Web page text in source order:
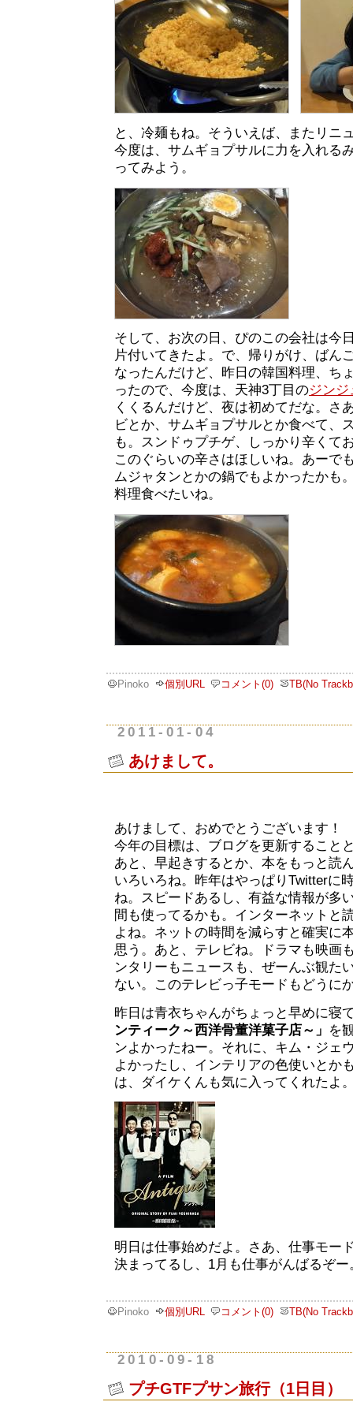
と、冷麺もね。そういえば、またリニ
今度は、サムギョプサルに力を入れる
ってみよう。
そして、お次の日、ぴのこの会社は今
片付いてきたよ。で、帰りがけ、ばん
なったんだけど、昨日の韓国料理、ち
ったので、今度は、天神3丁目のジンジ
くくるんだけど、夜は初めてだな。さ
ビとか、サムギョプサルとか食べて、
も。スンドゥプチゲ、しっかり辛くて
このぐらいの辛さはほしいね。あーで
ムジャタンとかの鍋でもよかったかも
料理食べたいね。
Pinoko 個別URL コメント(0) TB(No
2011-01-04
あけまして。
あけまして、おめでとうございます！
今年の目標は、ブログを更新すること
あと、早起きするとか、本をもっと読
いろいろね。昨年はやっぱりTwitterに
ね。スピードあるし、有益な情報が多
間も使ってるかも。インターネットと
よね。ネットの時間を減らすと確実に
思う。あと、テレビね。ドラマも映画
ンタリーもニュースも、ぜーんぶ観た
ない。このテレビっ子モードもどうに
昨日は青衣ちゃんがちょっと早めに寝
ンティーク～西洋骨董洋菓子店～」 を
ンよかったねー。それに、キム・ジェ
よかったし、インテリアの色使いとか
は、ダイケくんも気に入ってくれたよ
明日は仕事始めだよ。さあ、仕事モー
決まってるし、1月も仕事がんばるぞー
Pinoko 個別URL コメント(0) TB(No
2010-09-18
プチGTFプサン旅行（1日目）